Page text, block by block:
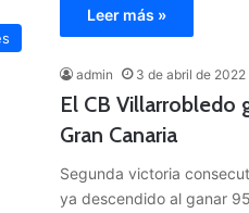
Leer más »
admin 3 de abril de 2022
El CB Villarrobledo
Gran Canaria
Segunda victoria
ya descendido al ganar